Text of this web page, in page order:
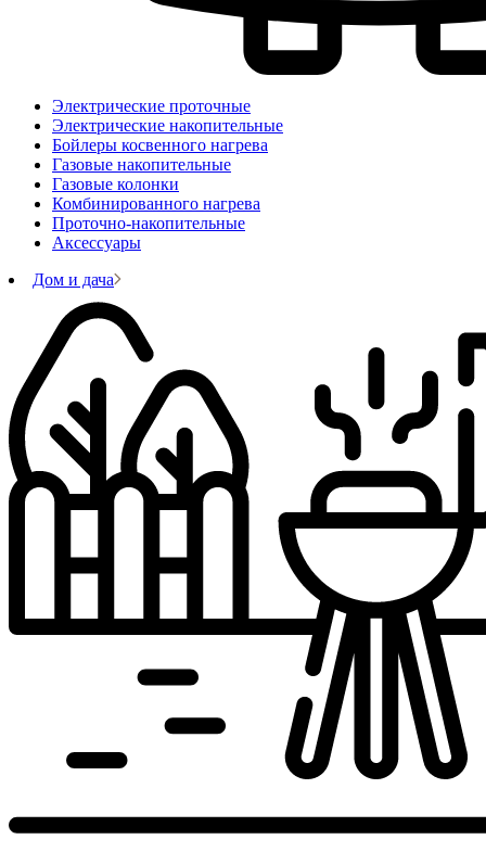
Электрические проточные
Электрические накопительные
Бойлеры косвенного нагрева
Газовые накопительные
Газовые колонки
Комбинированного нагрева
Проточно-накопительные
Аксессуары
Дом и дача